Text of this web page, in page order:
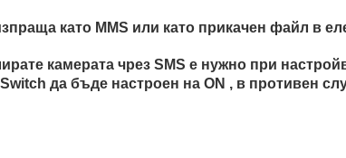
като MMS или като прикачен файл в
камерата чрез SMS е нужно при
да бъде настроен на ON , в противен